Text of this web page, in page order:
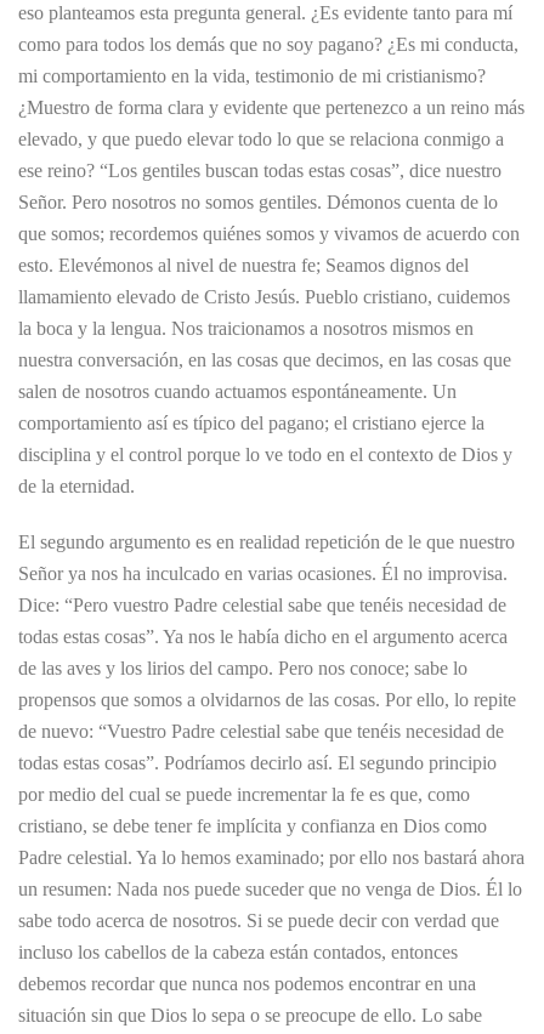
eso planteamos esta pregunta general. ¿Es evidente tanto para mí
como para todos los demás que no soy pagano? ¿Es mi conducta,
mi comportamiento en la vida, testimonio de mi cristianismo?
¿Muestro de forma clara y evidente que pertenezco a un reino más
elevado, y que puedo elevar todo lo que se relaciona conmigo a
ese reino? “Los gentiles buscan todas estas cosas”, dice nuestro
Señor. Pero nosotros no somos gentiles. Démonos cuenta de lo
que somos; recordemos quiénes somos y vivamos de acuerdo con
esto. Elevémonos al nivel de nuestra fe; Seamos dignos del
llamamiento elevado de Cristo Jesús. Pueblo cristiano, cuidemos
la boca y la lengua. Nos traicionamos a nosotros mismos en
nuestra conversación, en las cosas que decimos, en las cosas que
salen de nosotros cuando actuamos espontáneamente. Un
comportamiento así es típico del pagano; el cristiano ejerce la
disciplina y el control porque lo ve todo en el contexto de Dios y
de la eternidad.
El segundo argumento es en realidad repetición de le que nuestro
Señor ya nos ha inculcado en varias ocasiones. Él no improvisa.
Dice: “Pero vuestro Padre celestial sabe que tenéis necesidad de
todas estas cosas”. Ya nos le había dicho en el argumento acerca
de las aves y los lirios del campo. Pero nos conoce; sabe lo
propensos que somos a olvidarnos de las cosas. Por ello, lo repite
de nuevo: “Vuestro Padre celestial sabe que tenéis necesidad de
todas estas cosas”. Podríamos decirlo así. El segundo principio
por medio del cual se puede incrementar la fe es que, como
cristiano, se debe tener fe implícita y confianza en Dios como
Padre celestial. Ya lo hemos examinado; por ello nos bastará ahora
un resumen: Nada nos puede suceder que no venga de Dios. Él lo
sabe todo acerca de nosotros. Si se puede decir con verdad que
incluso los cabellos de la cabeza están contados, entonces
debemos recordar que nunca nos podemos encontrar en una
situación sin que Dios lo sepa o se preocupe de ello. Lo sabe